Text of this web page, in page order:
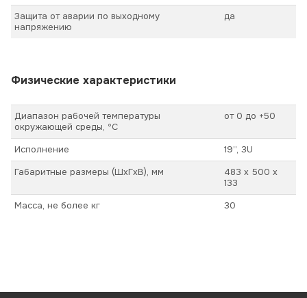
Защита от аварии по выходному
напряжению
да
Физические характеристики
Диапазон рабочей температуры
окружающей среды, ºС
от 0 до +50
Исполнение
19”, 3U
Габаритные размеры (ШхГхВ), мм
483 х 500 х
133
Масса, не более кг
30